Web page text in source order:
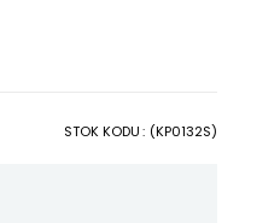
STOK KODU (KP0132S)